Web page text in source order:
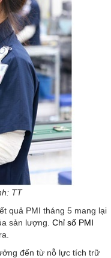
TT
quả PMI tháng 5 mang lại
sản lượng. Chỉ số PMI
đến từ nỗ lực tích trữ